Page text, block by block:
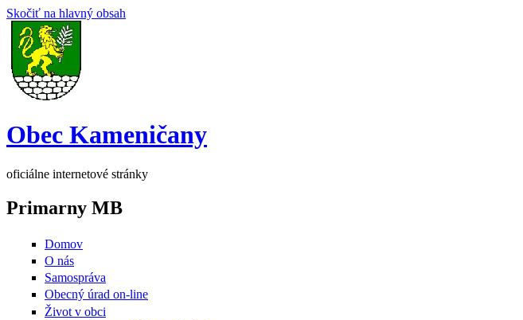
Skočiť na hlavný obsah
Obec Kameničany
oficiálne internetové stránky
Primarny MB
Domov
O nás
Samospráva
Obecný úrad on-line
Život v obci